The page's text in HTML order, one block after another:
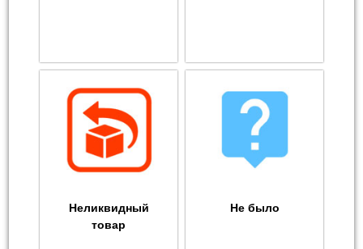
Неликвидный
товар
Не было